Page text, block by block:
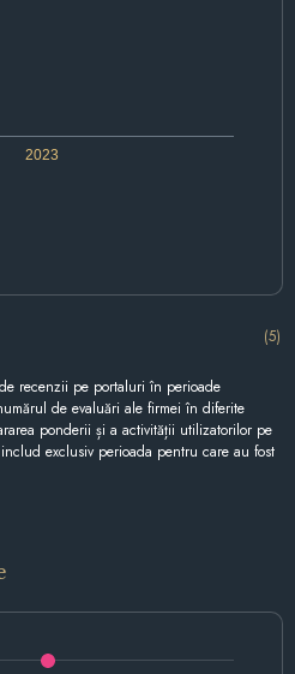
2023
(5)
recenzii pe portaluri în perioade
de evaluări ale firmei în diferite
ponderii și a activității utilizatorilor pe
exclusiv perioada pentru care au fost